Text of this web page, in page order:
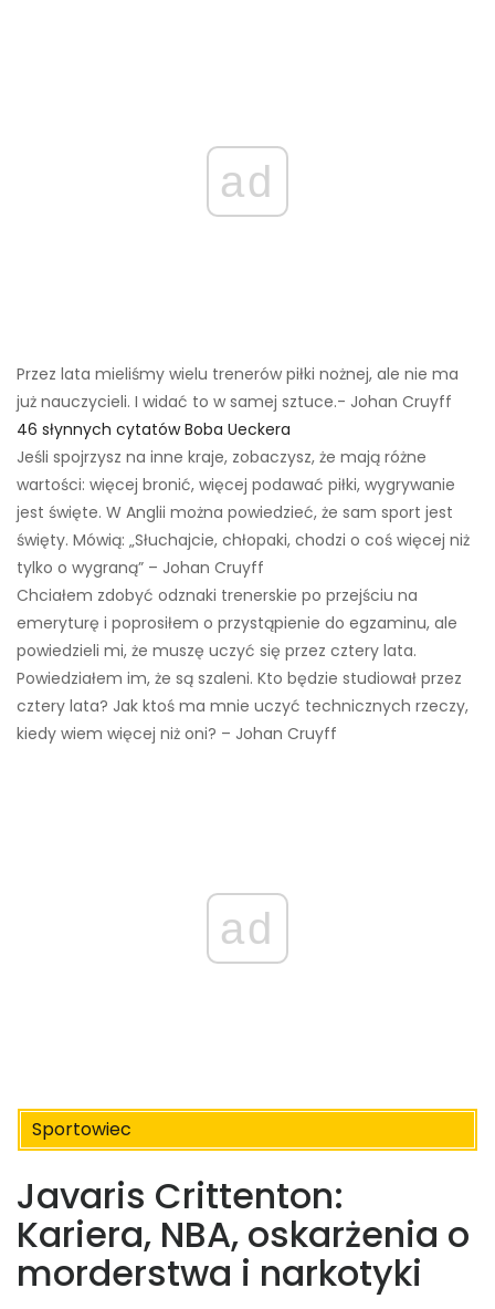
ad
Przez lata mieliśmy wielu trenerów piłki nożnej, ale nie ma
już nauczycieli. I widać to w samej sztuce.- Johan Cruyff
46 słynnych cytatów Boba Ueckera
Jeśli spojrzysz na inne kraje, zobaczysz, że mają różne
wartości: więcej bronić, więcej podawać piłki, wygrywanie
jest święte. W Anglii można powiedzieć, że sam sport jest
święty. Mówią: „Słuchajcie, chłopaki, chodzi o coś więcej niż
tylko o wygraną” – Johan Cruyff
Chciałem zdobyć odznaki trenerskie po przejściu na
emeryturę i poprosiłem o przystąpienie do egzaminu, ale
powiedzieli mi, że muszę uczyć się przez cztery lata.
Powiedziałem im, że są szaleni. Kto będzie studiował przez
cztery lata? Jak ktoś ma mnie uczyć technicznych rzeczy,
kiedy wiem więcej niż oni? – Johan Cruyff
ad
Sportowiec
Javaris Crittenton:
Kariera, NBA, oskarżenia o
morderstwa i narkotyki